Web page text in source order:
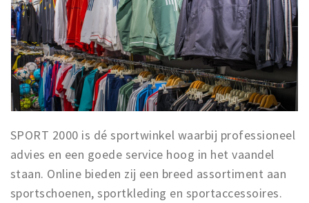
SPORT 2000 is dé sportwinkel waarbij professioneel
advies en een goede service hoog in het vaandel
staan. Online bieden zij een breed assortiment aan
sportschoenen, sportkleding en sportaccessoires.